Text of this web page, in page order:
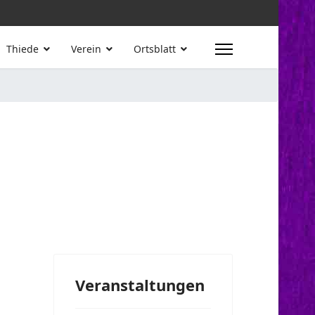
Thiede Verein Ortsblatt
Veranstaltungen